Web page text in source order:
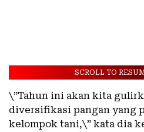
SCROLL TO
\”Tahun ini akan kita
diversifikasi pangan yang
kelompok tani,\” kata dia